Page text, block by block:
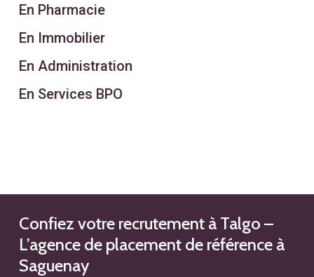
En Pharmacie
En Immobilier
En Administration
En Services BPO
Confiez votre recrutement à Talgo –
L’agence de placement de référence à
Saguenay